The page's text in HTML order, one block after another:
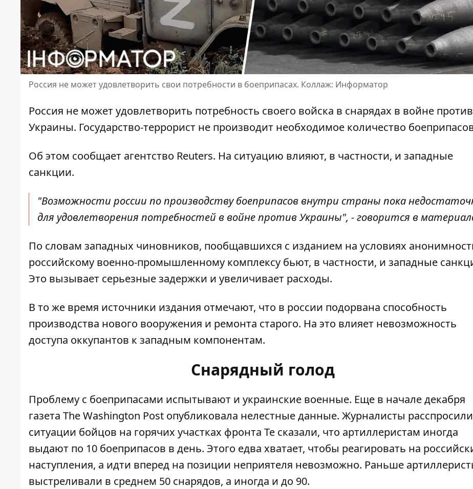
Россия не может удовлетворить свои потребности в боеприпасах. Коллаж: Информатор
Россия не может удовлетворить потребность своего войска в снарядах в войне против
Украины. Государство-террорист не производит необходимое количество
Об этом сообщает агентство Reuters. На ситуацию влияют, в частности, и западные
санкции.
"Возможности россии по производству боеприпасов внутри страны пока
для удовлетворения потребностей в войне против Украины", - говорится в
По словам западных чиновников, пообщавшихся с изданием на условиях
российскому военно-промышленному комплексу бьют, в частности, и западные
Это вызывает серьезные задержки и увеличивает расходы.
В то же время источники издания отмечают, что в россии подорвана способность
производства нового вооружения и ремонта старого. На это влияет невозможность
доступа оккупантов к западным компонентам.
Снарядный голод
Проблему с боеприпасами испытывают и украинские военные. Еще в начале декабря
газета The Washington Post опубликовала нелестные данные. Журналисты
ситуации бойцов на горячих участках фронта Те сказали, что артиллеристам иногда
выдают по 10 боеприпасов в день. Этого едва хватает, чтобы реагировать на
наступления, а идти вперед на позиции неприятеля невозможно. Раньше
выстреливали в среднем 50 снарядов, а иногда и до 90.